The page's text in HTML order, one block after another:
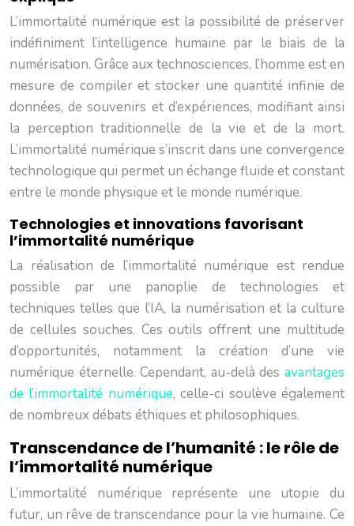
L’immortalité numérique est la possibilité de préserver
indéfiniment l’intelligence humaine par le biais de la
numérisation. Grâce aux technosciences, l’homme est en
mesure de compiler et stocker une quantité infinie de
données, de souvenirs et d’expériences, modifiant ainsi
la perception traditionnelle de la vie et de la mort.
L’immortalité numérique s’inscrit dans une convergence
technologique qui permet un échange fluide et constant
entre le monde physique et le monde numérique.
Technologies et innovations favorisant
l’immortalité numérique
La réalisation de l’immortalité numérique est rendue
possible par une panoplie de technologies et
techniques telles que l’IA, la numérisation et la culture
de cellules souches. Ces outils offrent une multitude
d’opportunités, notamment la création d’une vie
numérique éternelle. Cependant, au-delà des avantages
de l’immortalité numérique, celle-ci soulève également
de nombreux débats éthiques et philosophiques.
Transcendance de l’humanité : le rôle de
l’immortalité numérique
L’immortalité numérique représente une utopie du
futur, un rêve de transcendance pour la vie humaine. Ce